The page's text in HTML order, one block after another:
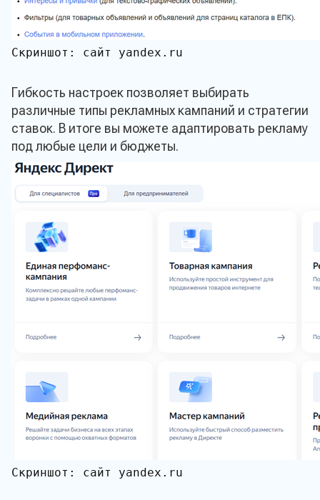
Скриншот: сайт yandex.ru
Гибкость настроек позволяет выбирать
различные типы рекламных кампаний и стратегии
ставок. В итоге вы можете адаптировать рекламу
под любые цели и бюджеты.
Скриншот: сайт yandex.ru